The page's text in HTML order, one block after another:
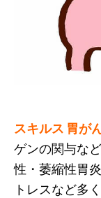
スキルス 胃が
ゲンの関与な
性・萎縮性胃
トレスなど多